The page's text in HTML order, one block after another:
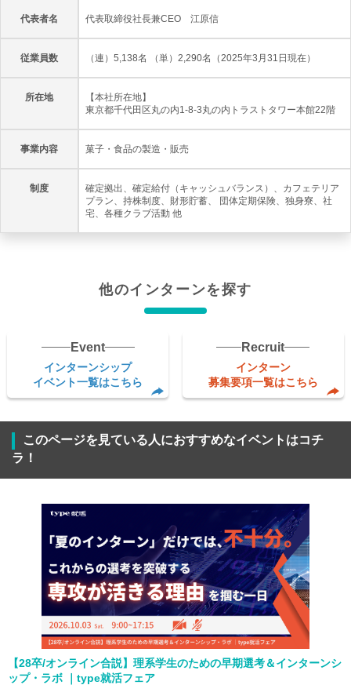
代表者名 代表取締役社長兼CEO 江原信
従業員数 （連）5,138名 （単）2,290名（2025年3月31日現在）
所在地
【本社所在地】
東京都千代田区丸の内1-8-3丸の内トラストタワー本館22階
事業内容 菓子・食品の製造・販売
制度
確定拠出、確定給付（キャッシュバランス）、カフェテリア
プラン、持株制度、財形貯蓄、 団体定期保険、独身寮、社
宅、各種クラブ活動 他
他のインターンを探す
Event
インターンシップ
イベント一覧はこちら
Recruit
インターン
募集要項一覧はこちら
このページを見ている人におすすめなイベントはコチ
ラ！
【28卒/オンライン合説】理系学生のための早期選考＆インターンシ
ップ・ラボ ｜type就活フェア